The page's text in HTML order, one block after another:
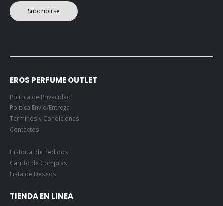
Subcribirse
EROS PERFUME OUTLET
Política de Privacidad
Política Envío/Entrega
Términos y Condiciones
Contactos
Historial de Pedidos
Carrito de Compras
Lista de Deseos
TIENDA EN LINEA